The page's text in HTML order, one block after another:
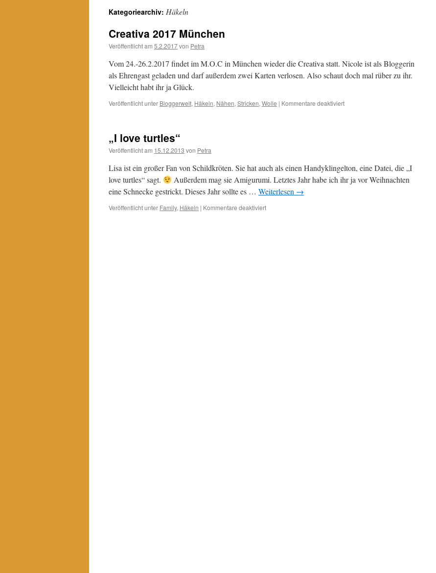
Kategoriearchiv: Häkeln
Creativa 2017 München
Veröffentlicht am 5.2.2017von Petra
Vom 24.-26.2.2017 findet im M.O.C in München wieder die Creativa statt. Nicole ist als Bloggerin
als Ehrengast geladen und darf außerdem zwei Karten verlosen. Also schaut doch mal rüber zu ihr.
Vielleicht habt ihr ja Glück.
Veröffentlicht unter Bloggerwelt, Häkeln, Nähen, Stricken, Wolle | Kommentare deaktiviertfür
„I love turtles“
Veröffentlicht am 15.12.2013 von Petra
Lisa ist ein großer Fan von Schildkröten. Sie hat auch als einen Handyklingelton, eine Datei, die „I
love turtles“ sagt.
Außerdem mag sie Amigurumi. Letztes Jahr habe ich ihr ja vor Weihnachten
eine Schnecke gestrickt. Dieses Jahr sollte es … Weiterlesen →
Veröffentlicht unter Family, Häkeln | Kommentare deaktiviertfür